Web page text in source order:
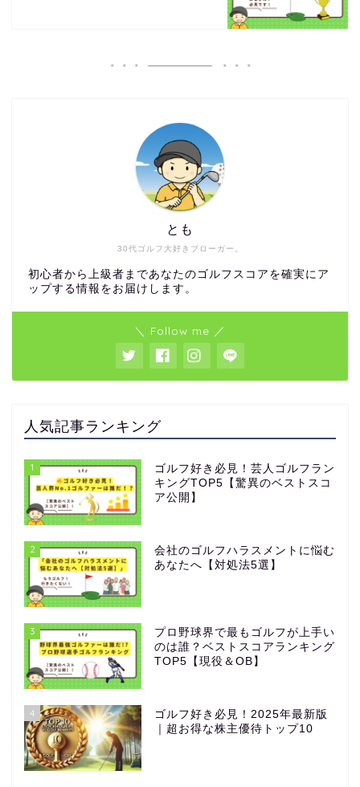
30代ゴルフ大好きブローガー。
とも
初心者から上級者まであなたのゴルフスコアを確実にア
ップする情報をお届けします。
＼ Follow me ／
人気記事ランキング
1
ゴルフ好き必見！芸人ゴルフラン
キングTOP5【驚異のベストスコ
ア公開】
2
会社のゴルフハラスメントに悩む
あなたへ【対処法5選】
3
プロ野球界で最もゴルフが上手い
のは誰？ベストスコアランキング
TOP5【現役＆OB】
4
ゴルフ好き必見！2025年最新版
｜超お得な株主優待トップ10